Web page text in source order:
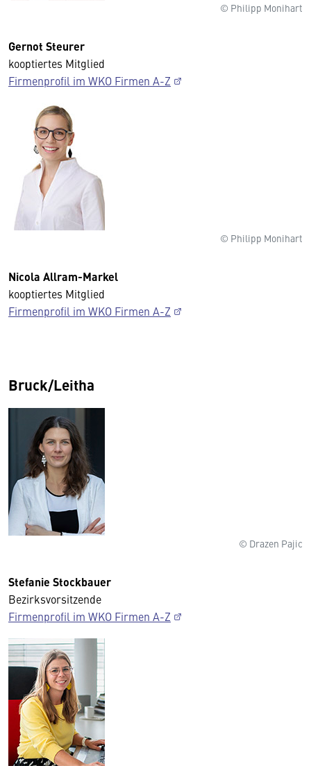
© Philipp Monihart
Gernot Steurer
kooptiertes Mitglied
Firmenprofil im WKO Firmen A-Z
© Philipp Monihart
Nicola Allram-Markel
kooptiertes Mitglied
Firmenprofil im WKO Firmen A-Z
Bruck/Leitha
© Drazen Pajic
Stefanie Stockbauer
Bezirksvorsitzende
Firmenprofil im WKO Firmen A-Z